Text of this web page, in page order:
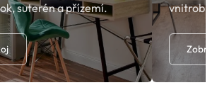
suterén a přízemí.